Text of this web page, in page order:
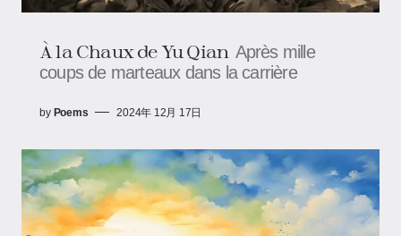
À la Chaux de Yu Qian Après mille
coups de marteaux dans la carrière
by Poems 2024年 12月 17日